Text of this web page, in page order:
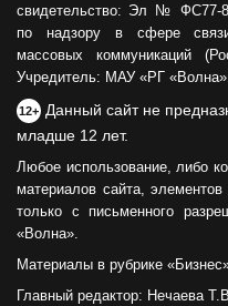
свидетельство: Эл № ФС77-
по надзору в сфере
массовых коммуникаций
Учредитель: МАУ «РГ «Волна».
12+ Данный сайт не
младше 12 лет.
Любое использование, либо
материалов сайта,
только с письменного
«Волна».
Материалы в рубрике
Главный редактор: Нечаева Т.В.